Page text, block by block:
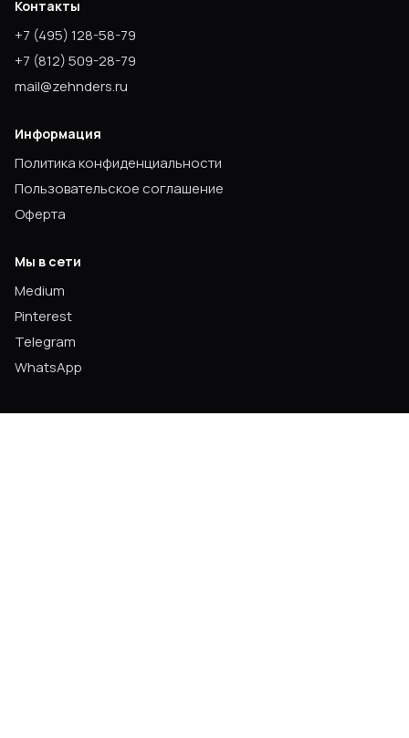
Контакты
+7 (495) 128-58-79
+7 (812) 509-28-79
mail@zehnders.ru
Информация
Политика конфиденциальности
Пользовательское соглашение
Оферта
Мы в сети
Medium
Pinterest
Telegram
WhatsApp